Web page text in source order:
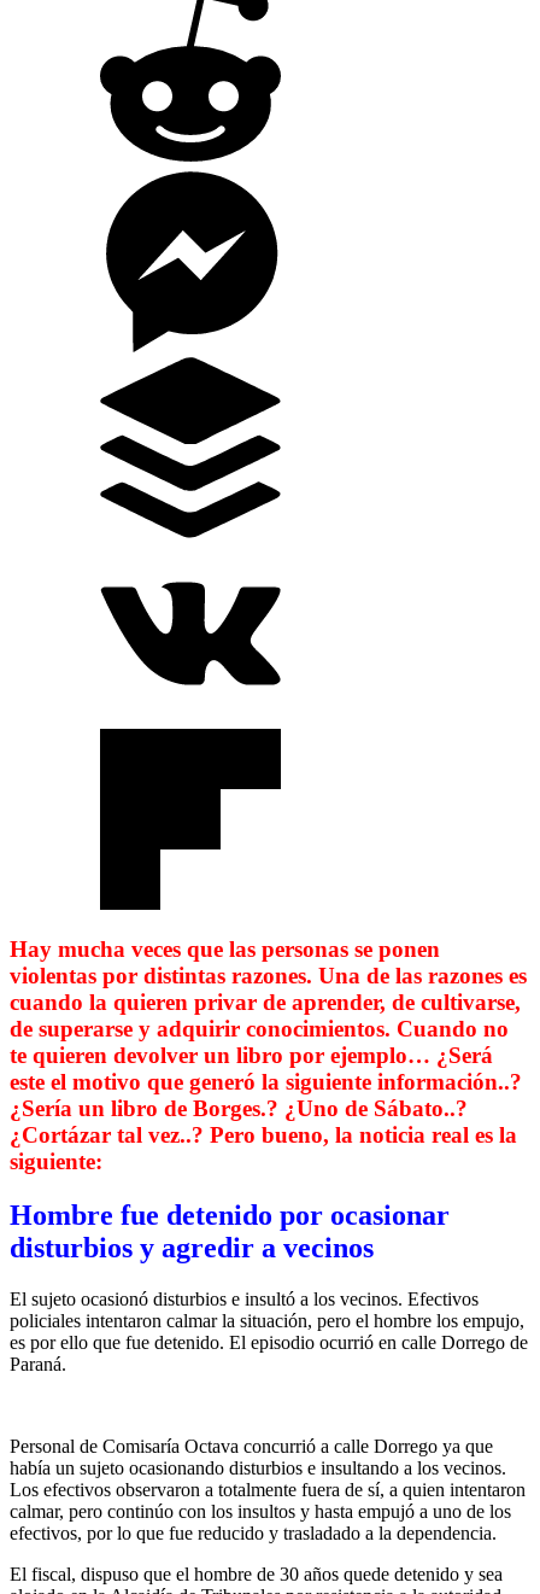
Hay mucha veces que las personas se ponen
violentas por distintas razones. Una de las razones es
cuando la quieren privar de aprender, de cultivarse,
de superarse y adquirir conocimientos. Cuando no
te quieren devolver un libro por ejemplo… ¿Será
este el motivo que generó la siguiente información..?
¿Sería un libro de Borges.? ¿Uno de Sábato..?
¿Cortázar tal vez..? Pero bueno, la noticia real es la
siguiente:
Hombre fue detenido por ocasionar
disturbios y agredir a vecinos
El sujeto ocasionó disturbios e insultó a los vecinos. Efectivos
policiales intentaron calmar la situación, pero el hombre los empujo,
es por ello que fue detenido. El episodio ocurrió en calle Dorrego de
Paraná.
Personal de Comisaría Octava concurrió a calle Dorrego ya que
había un sujeto ocasionando disturbios e insultando a los vecinos.
Los efectivos observaron a totalmente fuera de sí, a quien intentaron
calmar, pero continúo con los insultos y hasta empujó a uno de los
efectivos, por lo que fue reducido y trasladado a la dependencia.
El fiscal, dispuso que el hombre de 30 años quede detenido y sea